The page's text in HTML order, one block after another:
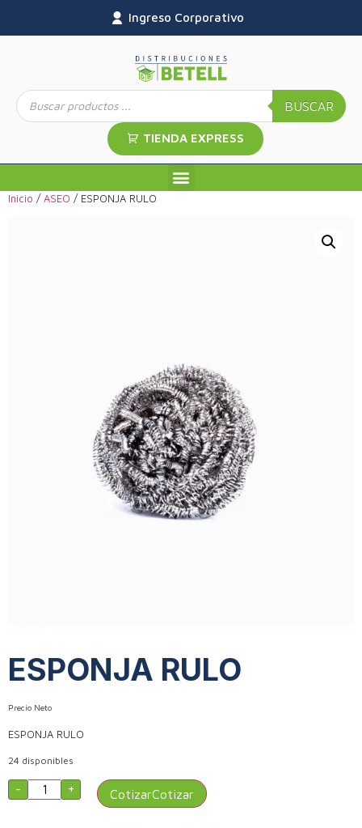
Ingreso Corporativo
BUSCAR
TIENDA EXPRESS
Inicio /ASEO / ESPONJA RULO
ESPONJA RULO
Precio Neto
ESPONJA RULO
24 disponibles
- + Cotizar